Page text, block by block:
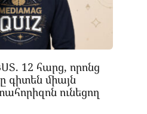
12 հարց, որոնց
միայն
ունեցող